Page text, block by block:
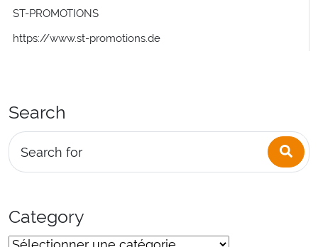
ST-PROMOTIONS
https://www.st-promotions.de
Search
Search for
Category